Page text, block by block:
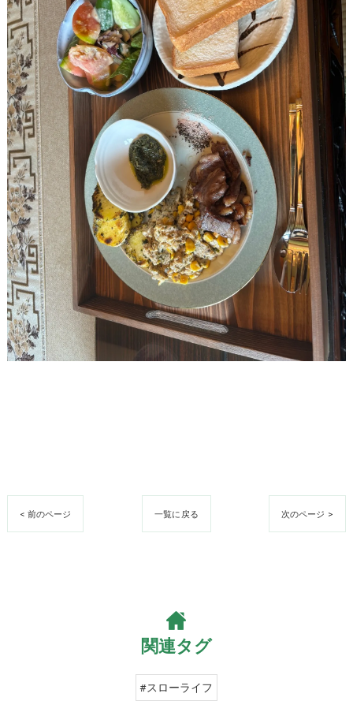
< 前のページ 一覧に戻る 次のページ >
関連タグ
#スローライフ